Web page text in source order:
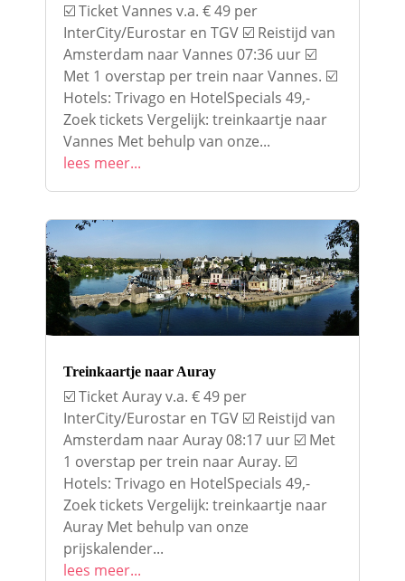
☑️ Ticket Vannes v.a. € 49 per
InterCity/Eurostar en TGV ☑️ Reistijd van
Amsterdam naar Vannes 07:36 uur ☑️
Met 1 overstap per trein naar Vannes. ☑️
Hotels: Trivago en HotelSpecials 49,-
Zoek tickets Vergelijk: treinkaartje naar
Vannes Met behulp van onze...
lees meer...
Treinkaartje naar Auray
☑️ Ticket Auray v.a. € 49 per
InterCity/Eurostar en TGV ☑️ Reistijd van
Amsterdam naar Auray 08:17 uur ☑️ Met
1 overstap per trein naar Auray. ☑️
Hotels: Trivago en HotelSpecials 49,-
Zoek tickets Vergelijk: treinkaartje naar
Auray Met behulp van onze
prijskalender...
lees meer...